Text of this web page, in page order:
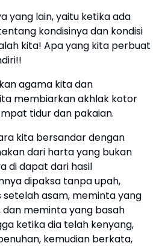
yang lain, yaitu ketika ada
kondisinya dan kondisi
kita! Apa yang kita perbuat
agama kita dan
membiarkan akhlak kotor
tidur dan pakaian.
kita bersandar dengan
dari harta yang bukan
di dapat dari hasil
dipaksa tanpa upah,
asam, meminta yang
dan meminta yang basah
ketika dia telah kenyang,
kemudian berkata,